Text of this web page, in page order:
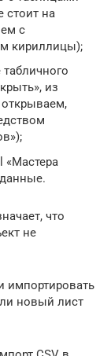
стоит на
с
кириллицы);
из
«Мастера
что
не
импортировать
новый лист